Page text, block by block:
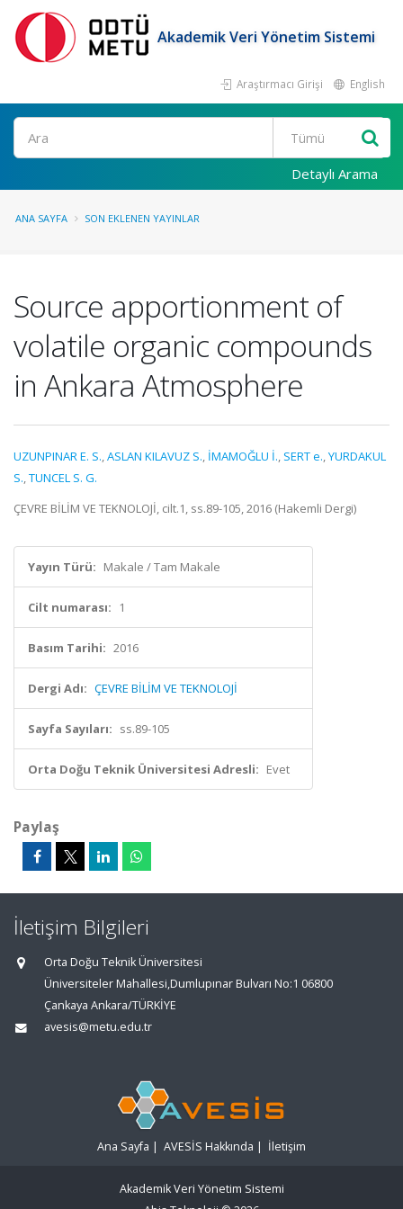
Akademik Veri Yönetim Sistemi
Araştırmacı Girişi English
Ara
Detaylı Arama
ANA SAYFA SON EKLENEN YAYINLAR
Source apportionment of
volatile organic compounds
in Ankara Atmosphere
UZUNPINAR E. S.,ASLAN KILAVUZ S., İMAMOĞLU İ., SERT e.,YURDAKUL
S.,TUNCEL S. G.
ÇEVRE BİLİM VE TEKNOLOJİ, cilt.1, ss.89-105, 2016 (Hakemli Dergi)
Yayın Türü: Makale / Tam Makale
Cilt numarası: 1
Basım Tarihi: 2016
Dergi Adı: ÇEVRE BİLİM VE TEKNOLOJİ
Sayfa Sayıları: ss.89-105
Orta Doğu Teknik Üniversitesi Adresli: Evet
Paylaş
İletişim Bilgileri
Orta Doğu Teknik Üniversitesi
Üniversiteler Mahallesi,Dumlupınar Bulvarı No:1 06800
Çankaya Ankara/TÜRKİYE
avesis@metu.edu.tr
Ana Sayfa | AVESİS Hakkında | İletişim
Akademik Veri Yönetim Sistemi